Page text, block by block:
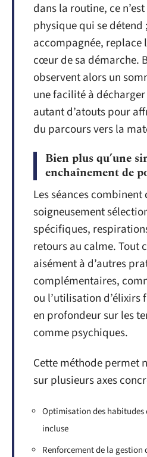
dans la routine, ce
physique qui se détend
accompagnée, replace
cœur de sa démarche.
observent alors un
une facilité à
autant d’atouts pour
du parcours vers la
Bien plus qu’une
enchaînement de
Les séances
soigneusement
spécifiques,
retours au calme. Tout
aisément à d’autres
complémentaires,
ou l’utilisation
en profondeur sur les
comme psychiques.
Cette méthode permet
sur plusieurs axes
Optimisation des
incluse
Renforcement de la gestion